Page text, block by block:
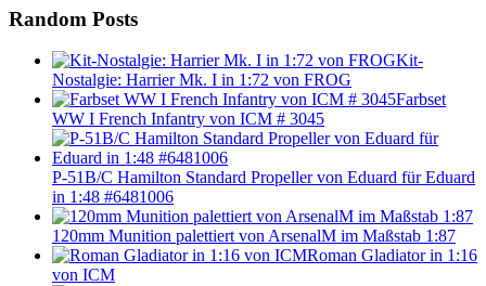
Random Posts
Kit-
Nostalgie: Harrier Mk. I in 1:72 von FROG
Farbset
WW I French Infantry von ICM # 3045
P-51B/C Hamilton Standard Propeller von Eduard für Eduard
in 1:48 #6481006
120mm Munition palettiert von ArsenalM im Maßstab 1:87
Roman Gladiator in 1:16
von ICM